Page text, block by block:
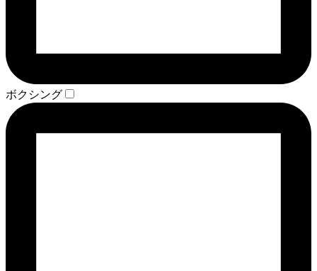
ボクシング